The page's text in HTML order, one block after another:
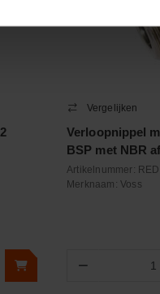
Vergelijken
Verloopnippel
BSP met NBR
Artikelnummer:
Merknaam: Voss
−